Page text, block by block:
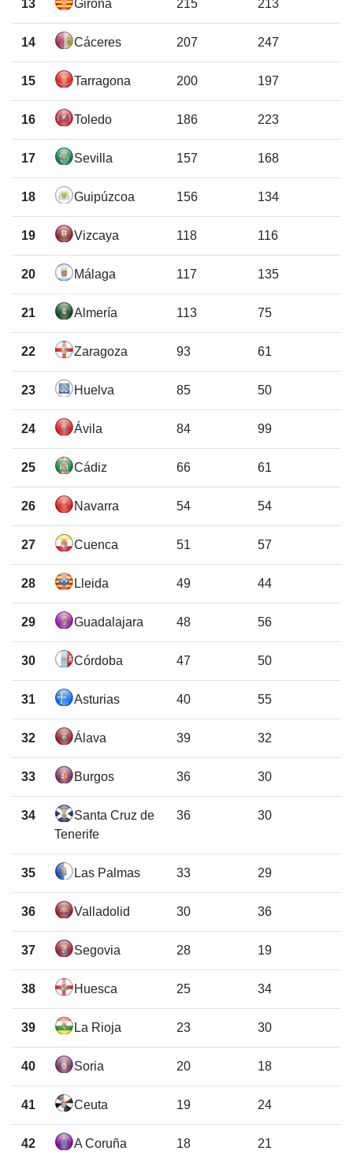
13 Girona 215 213
14 Cáceres 207 247
15 Tarragona 200 197
16 Toledo 186 223
17 Sevilla 157 168
18 Guipúzcoa 156 134
19 Vizcaya 118 116
20 Málaga 117 135
21 Almería 113 75
22 Zaragoza 93 61
23 Huelva 85 50
24 Ávila 84 99
25 Cádiz 66 61
26 Navarra 54 54
27 Cuenca 51 57
28 Lleida 49 44
29 Guadalajara 48 56
30 Córdoba 47 50
31 Asturias 40 55
32 Álava 39 32
33 Burgos 36 30
34
Santa Cruz de
Tenerife
36 30
35 Las Palmas 33 29
36 Valladolid 30 36
37 Segovia 28 19
38 Huesca 25 34
39 La Rioja 23 30
40 Soria 20 18
41 Ceuta 19 24
42 A Coruña 18 21